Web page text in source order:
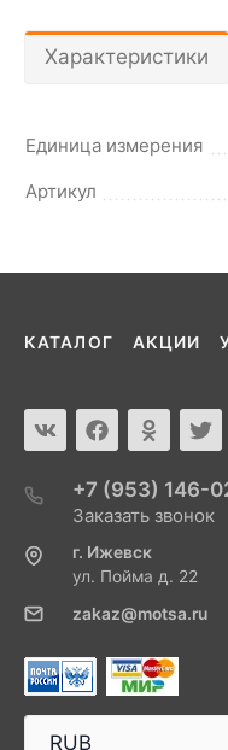
Характеристики
Единица измерения
Артикул
КАТАЛОГ АКЦИИ
+7 (953) 146-
Заказать звонок
г. Ижевск
ул. Пойма д. 22
zakaz@motsa.ru